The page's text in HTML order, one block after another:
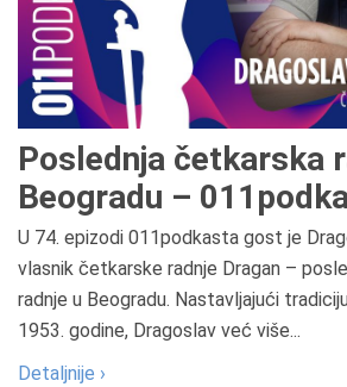
Poslednja četkarska
Beogradu –
U 74. epizodi 011podkasta gost je
vlasnik četkarske radnje Dragan –
radnje u Beogradu. Nastavljajući
1953. godine, Dragoslav već više...
Detaljnije ›